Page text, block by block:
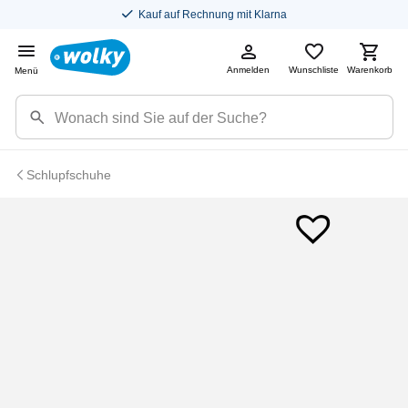
Kostenloser Versand in DE
Menü Anmelden Wunschliste Warenkorb
Schlupfschuhe